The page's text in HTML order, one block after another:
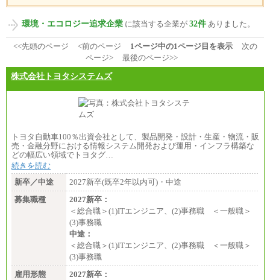
環境・エコロジー追求企業 に該当する企業が 32件 ありました。
<<先頭のページ <前のページ 1ページ中の1ページ目を表示
次の
ページ>
最後のページ>>
株式会社トヨタシステムズ
トヨタ自動車100％出資会社として、製品開発・設計・生産・物流・販
売・金融分野における情報システム開発および運用・インフラ構築な
どの幅広い領域でトヨタグ…
続きを読む
新卒／中途
2027新卒(既卒2年以内可)・中途
募集職種
2027新卒：
＜総合職＞(1)ITエンジニア、(2)事務職 ＜一般職＞
(3)事務職
中途：
＜総合職＞(1)ITエンジニア、(2)事務職 ＜一般職＞
(3)事務職
雇用形態
2027新卒：